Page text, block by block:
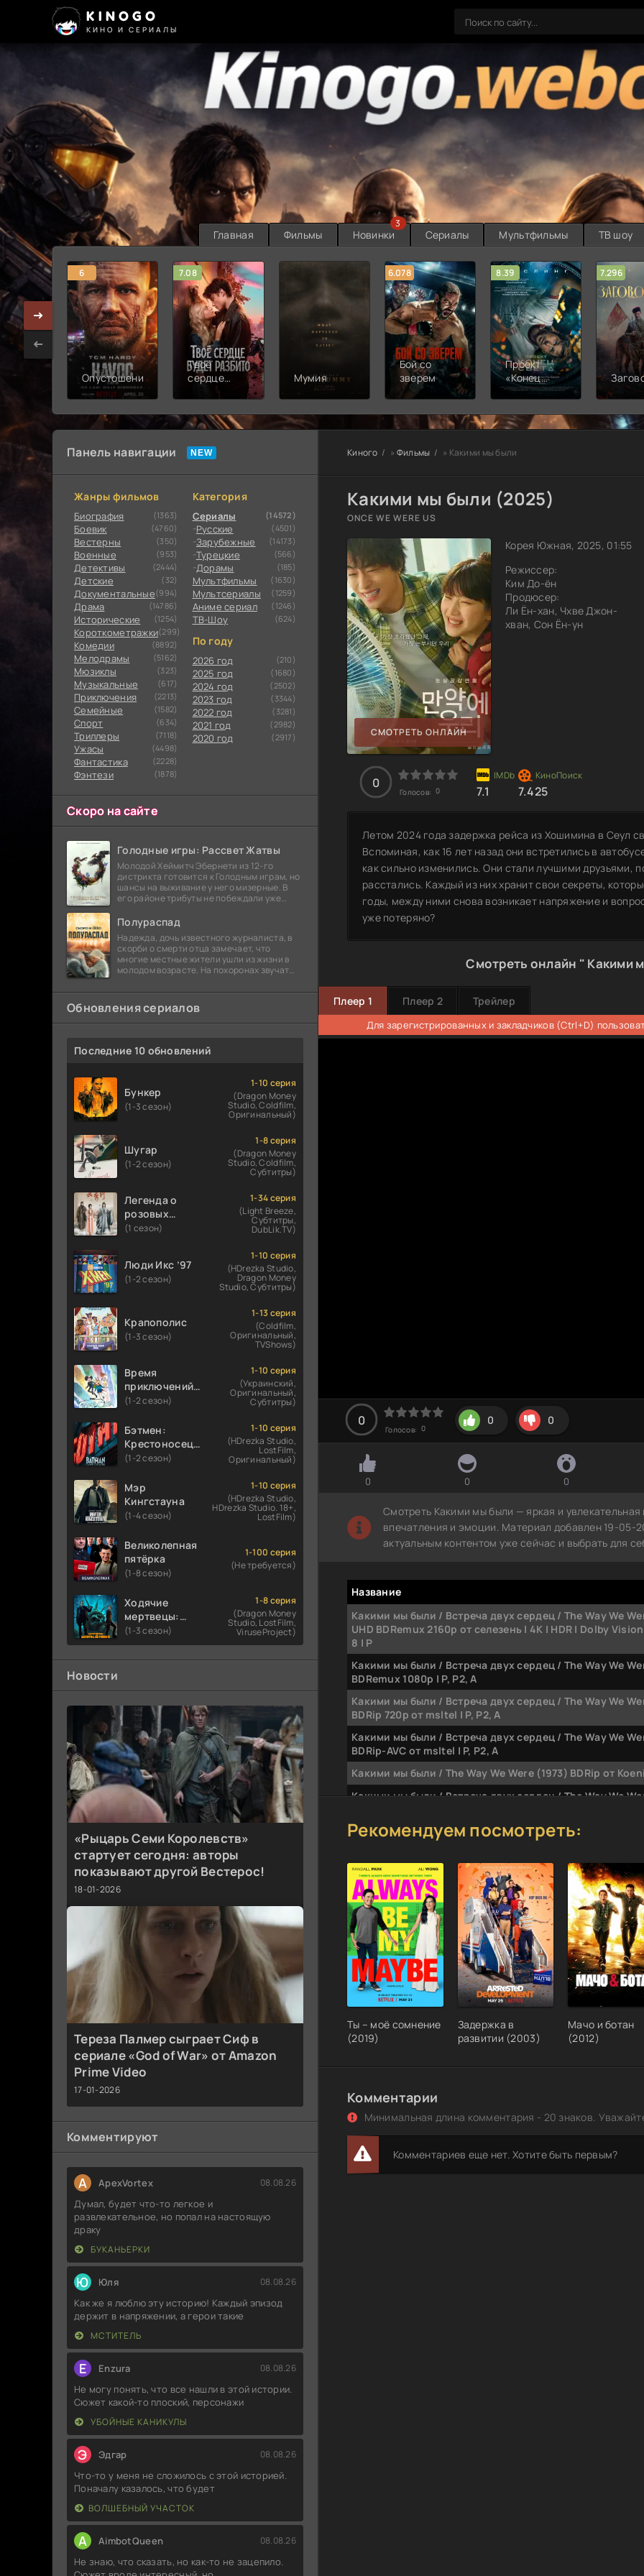
KINOGO
КИНО И СЕРИАЛЫ
Главная Фильмы Новинки
3
Сериалы Мультфильмы ТВ шоу
6
Опустошение
7.08
Твоё
сердце
Мумия
6.078
Бой со
зверем
8.39
Проект
«Конец
света»
7.296
Панель навигации
Жанры фильмов
Биография (1363)
Боевик (4760)
Вестерны (350)
Военные (953)
Детективы (2444)
Детские (32)
Документальные(994)
Драма (14786)
Исторические (1254)
Короткометражки(299)
Комедии (8892)
Мелодрамы (5162)
Мюзиклы (323)
Музыкальные (617)
Приключения (2213)
Семейные (1582)
Cпорт (634)
Триллеры (7118)
Ужасы (4498)
Фантастика (2228)
Фэнтези (1878)
Категория
Сериалы (14572)
Русские (4501)
Зарубежные (14173)
Турецкие (566)
Дорамы (185)
Мультфильмы (1630)
Мультсериалы (1259)
Аниме сериал (1246)
ТВ-Шоу (624)
По году
2026 год (210)
2025 год (1680)
2024 год (2502)
2023 год (3344)
2022 год (3281)
2021 год (2982)
2020 год (2917)
Скоро на сайте
Голодные игры: Рассвет Жатвы
Молодой Хеймитч Эбернети из 12-го
дистрикта готовится к Голодным играм, но
шансы на выживание у него мизерные. В
его районе трибуты не побеждали уже
безнадежности.
Полураспад
Надежда, дочь известного журналиста, в
скорби о смерти отца замечает, что
многие местные жители ушли из жизни в
молодом возрасте. На похоронах звучат
Обновления сериалов
Последние 10 обновлений
Бункер
(1-3 сезон)
1-10 серия
(Dragon Money
Studio, Coldfilm,
Оригинальный)
Шугар
(1-2 сезон)
1-8 серия
(Dragon Money
Studio, Coldfilm,
Субтитры)
Легенда о
розовых
облаках
(1 сезон)
1-34 серия
(Light Breeze,
Субтитры,
DubLik.TV)
Люди Икс ’97
(1-2 сезон)
1-10 серия
(HDrezka Studio,
Dragon Money
Studio, Субтитры)
Крапополис
(1-3 сезон)
1-13 серия
(Coldfilm,
Оригинальный,
TVShows)
Время
приключений:
Фионна и Кейк
(1-2 сезон)
1-10 серия
(Украинский,
Оригинальный,
Субтитры)
Бэтмен:
Крестоносец в
плаще
(1-2 сезон)
1-10 серия
(HDrezka Studio,
LostFilm,
Оригинальный)
Мэр
Кингстауна
(1-4 сезон)
1-10 серия
(HDrezka Studio,
HDrezka Studio. 18+,
LostFilm)
Великолепная
пятёрка
(1-8 сезон)
1-100 серия
(Не требуется)
Ходячие
мертвецы:
Мертвый
город
(1-3 сезон)
1-8 серия
(Dragon Money
Studio, LostFilm,
ViruseProject)
Новости
«Рыцарь Семи Королевств»
стартует сегодня: авторы
показывают другой Вестерос!
18-01-2026
Тереза Палмер сыграет Сиф в
сериале «God of War» от Amazon
Prime Video
17-01-2026
Комментируют
A ApexVortex 08.08.26
Думал, будет что-то легкое и
развлекательное, но попал на настоящую
драку
БУКАНЬЕРКИ
Ю Юля 08.08.26
Как же я люблю эту историю! Каждый эпизод
держит в напряжении, а герои такие
МСТИТЕЛЬ
E Enzura 08.08.26
Не могу понять, что все нашли в этой истории.
Сюжет какой-то плоский, персонажи
УБОЙНЫЕ КАНИКУЛЫ
Э Эдгар 08.08.26
Что-то у меня не сложилось с этой историей.
Поначалу казалось, что будет
ВОЛШЕБНЫЙ УЧАСТОК
A AimbotQueen 08.08.26
Не знаю, что сказать, но как-то не зацепило.
Киного » Фильмы » Какими мы были
Какими мы были (2025)
ONCE WE WERE US
СМОТРЕТЬ ОНЛАЙН
Корея Южная, 2025, 01:55
Режиссер:
Ким До-ён
Продюсер:
Ли Ён-хан, Чхве Джон-
хван, Сон Ён-ун
0
Голосов: 0 7.1 7.425
Летом 2024 года задержка рейса из Хошимина в Сеул
Вспоминая, как 16 лет назад они встретились в
как сильно изменились. Они стали лучшими друзьями,
расстались. Каждый из них хранит свои секреты,
годы, между ними снова возникает напряжение и
уже потеряно?
Смотреть онлайн " Какими
Плеер 1 Плеер 2 Трейлер
Для зарегистрированных и закладчиков (Ctrl+D)
0
Голосов: 0
0 0
0 0 0
Смотреть Какими мы были — яркая и
впечатления и эмоции. Материал добавлен 19-05-
актуальным контентом уже сейчас и выбрать для
Название
Какими мы были / Встреча двух сердец / The Way We
UHD BDRemux 2160p от селезень | 4K | HDR | Dolby
8 | P
Какими мы были / Встреча двух сердец / The Way We
BDRemux 1080p | P, P2, A
Какими мы были / Встреча двух сердец / The Way We
BDRip 720p от msltel | P, P2, A
Какими мы были / Встреча двух сердец / The Way We
BDRip-AVC от msltel | P, P2, A
Какими мы были / The Way We Were (1973) BDRip от
Какими мы были / Встреча двух сердец / The Way We
Встреча двух сердец / Какими мы были / The Way We
V.A. - Как Молоды Мы Были - Песни Александры
(2007) [FLAC|Lossless]<Pop, Retro>
VA - Хиты 80-х. Как молоды мы были (в 4-х частях)
[FLAC|Lossless|image + .cue] <Retro, Pop>
Какими мы были / Встреча двух сердец / The Way We
BDRip [H.264/720p]
Рекомендуем посмотреть:
Ты – моё сомнение
(2019)
Задержка в
развитии (2003)
Мачо и ботан
(2012)
Комментарии
Минимальная длина комментария - 20 знаков.
Комментариев еще нет. Хотите быть первым?